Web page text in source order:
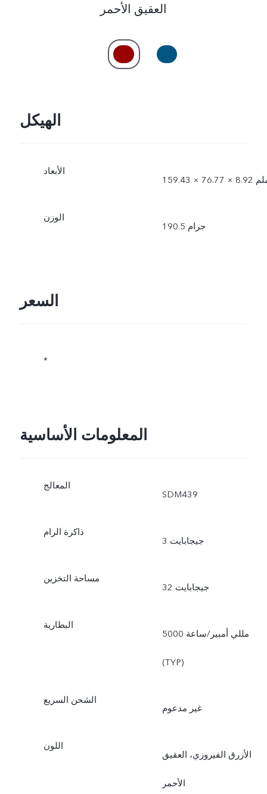
العقيق الأحمر
الهيكل
الأبعاد
76.77 × 8.92 ملم
الوزن
190.5 جرام
السعر
*
المعلومات الأساسية
المعالج
SDM439
ذاكرة الرام
3 جيجابايت
مساحة التخزين
32 جيجابايت
البطارية
5000 مللي أمبير/ساعة
(TYP)
الشحن السريع
غير مدعوم
اللون
الأزرق الفيروزي، العقيق
الأحمر